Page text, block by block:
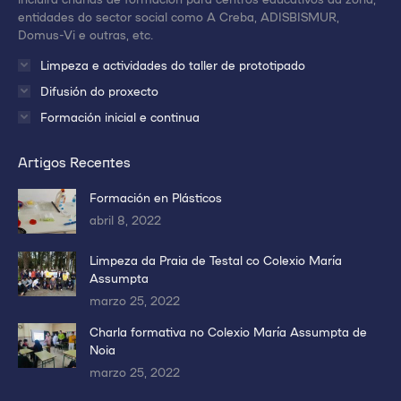
entidades do sector social como A Creba, ADISBISMUR,
Domus-Vi e outras, etc.
Limpeza e actividades do taller de prototipado
Difusión do proxecto
Formación inicial e continua
Artigos Recentes
Formación en Plásticos
abril 8, 2022
Limpeza da Praia de Testal co Colexio María
Assumpta
marzo 25, 2022
Charla formativa no Colexio María Assumpta de
Noia
marzo 25, 2022